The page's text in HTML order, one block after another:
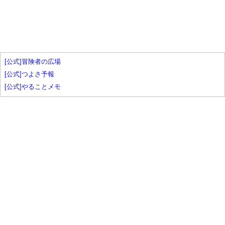
[公式]冒険者の広場
[公式]つよさ予報
[公式]やることメモ